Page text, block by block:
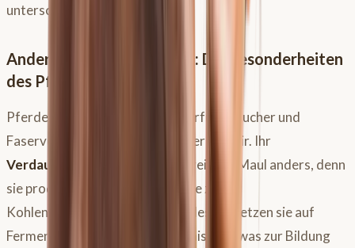
unterscheidet.
Anders als beim Menschen: Die Besonderheiten
des Pferdemagens
Pferde sind von Natur aus Dauerfuttersucher und
Faserverdauer, keine Allesfresser wie wir. Ihr
Verdauungssystem
beginnt bereits im Maul anders, denn
sie produzieren weniger Amylase zur
Kohlenhydratverdauung. Stattdessen setzen sie auf
Fermentation durch Mikroorganismen, was zur Bildung